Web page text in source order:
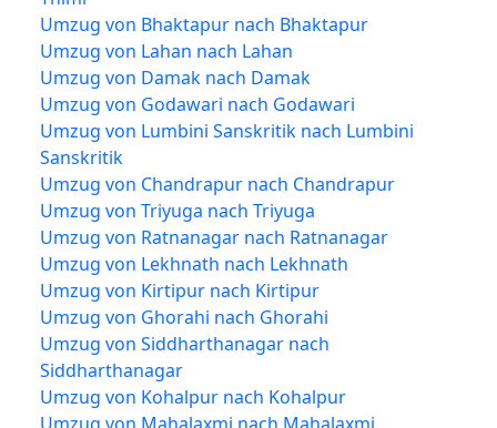
Umzug von Bhaktapur nach Bhaktapur
Umzug von Lahan nach Lahan
Umzug von Damak nach Damak
Umzug von Godawari nach Godawari
Umzug von Lumbini Sanskritik nach Lumbini
Sanskritik
Umzug von Chandrapur nach Chandrapur
Umzug von Triyuga nach Triyuga
Umzug von Ratnanagar nach Ratnanagar
Umzug von Lekhnath nach Lekhnath
Umzug von Kirtipur nach Kirtipur
Umzug von Ghorahi nach Ghorahi
Umzug von Siddharthanagar nach
Siddharthanagar
Umzug von Kohalpur nach Kohalpur